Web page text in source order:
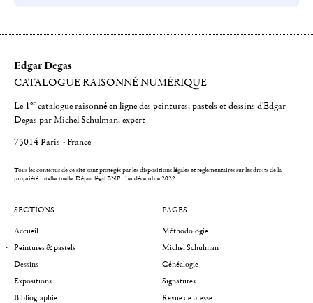
Edgar Degas
CATALOGUE RAISONNÉ NUMÉRIQUE
Le 1er catalogue raisonné en ligne des peintures, pastels et dessins d'Edgar
Degas par Michel Schulman, expert
75014 Paris - France
Tous les contenus de ce site sont protégés par les dispositions légales et réglementaires sur les droits de la
propriété intellectuelle.Dépot légal BNF : 1er décembre 2022
SECTIONS
Accueil
Peintures & pastels
Dessins
Expositions
Bibliographie
PAGES
Méthodologie
Michel Schulman
Généalogie
Signatures
Revue de presse